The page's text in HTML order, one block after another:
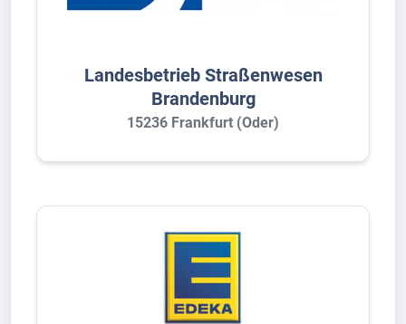
Landesbetrieb Straßenwesen
Brandenburg
15236 Frankfurt (Oder)